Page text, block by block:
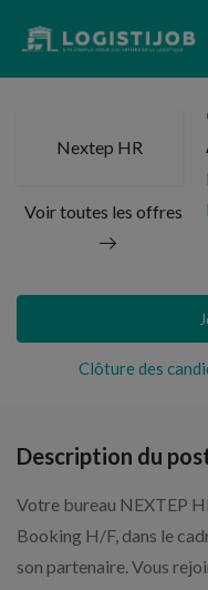
Nextep HR
Voir toutes les offres
Clôture des
Description du
Votre bureau NEXTEP
Booking H/F, dans le
son partenaire. Vous